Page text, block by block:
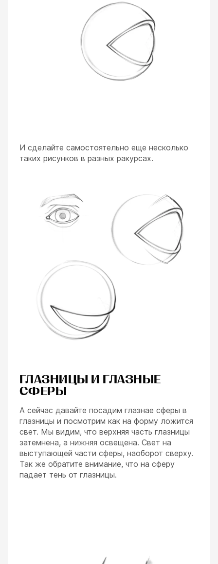
И сделайте самостоятельно еще несколько
таких рисунков в разных ракурсах.
ГЛАЗНИЦЫ И ГЛАЗНЫЕ
СФЕРЫ
А сейчас давайте посадим глазнае сферы в
глазницы и посмотрим как на форму ложится
свет. Мы видим, что верхняя часть глазницы
затемнена, а нижняя освещена. Свет на
выступающей части сферы, наоборот сверху.
Так же обратите внимание, что на сферу
падает тень от глазницы.